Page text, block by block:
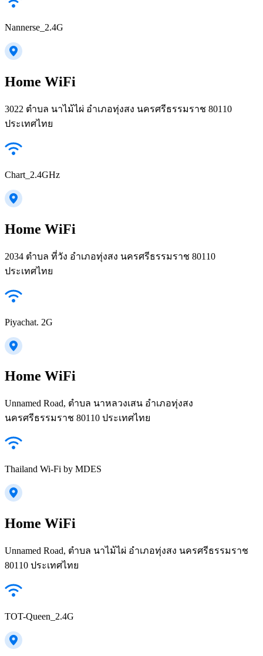
Nannerse_2.4G
Home WiFi
3022 ตำบล นาไม้ไผ่ อำเภอทุ่งสง นครศรีธรรมราช 80110
ประเทศไทย
Chart_2.4GHz
Home WiFi
2034 ตำบล ที่วัง อำเภอทุ่งสง นครศรีธรรมราช 80110
ประเทศไทย
Piyachat. 2G
Home WiFi
Unnamed Road, ตำบล นาหลวงเสน อำเภอทุ่งสง
นครศรีธรรมราช 80110 ประเทศไทย
Thailand Wi-Fi by MDES
Home WiFi
Unnamed Road, ตำบล นาไม้ไผ่ อำเภอทุ่งสง นครศรีธรรมราช
80110 ประเทศไทย
TOT-Queen_2.4G